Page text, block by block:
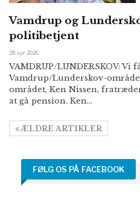
Vamdrup og
politibetjent
28. apr 2026
VAMDRUP/LUNDERSKOV:
Vamdrup/Lunderskov-
området, Ken Nissen,
at gå pension. Ken…
ÆLDRE ARTIKLER
FØLG OS PÅ FACEBOOK